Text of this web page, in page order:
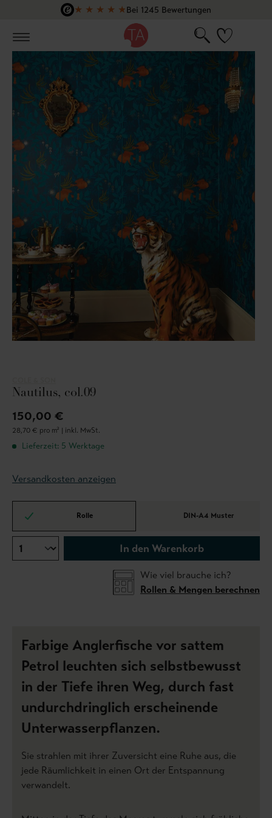
Zum Hauptinhalt springen
★ ★ ★ ★ ★Bei 1245 Bewertungen
Nautilus, col.09
150,00 €
28,70 € pro m² | inkl. MwSt.
Lieferzeit: 5 Werktage
Versandkosten anzeigen
Rolle DIN-A4 Muster
In den Warenkorb
Wie viel brauche ich?
Rollen & Mengen berechnen
Farbige Anglerfische vor sattem
Petrol leuchten sich selbstbewusst
in der Tiefe ihren Weg, durch fast
undurchdringlich erscheinende
Unterwasserpflanzen.
Sie strahlen mit ihrer Zuversicht eine Ruhe aus, die
jede Räumlichkeit in einen Ort der Entspannung
verwandelt.